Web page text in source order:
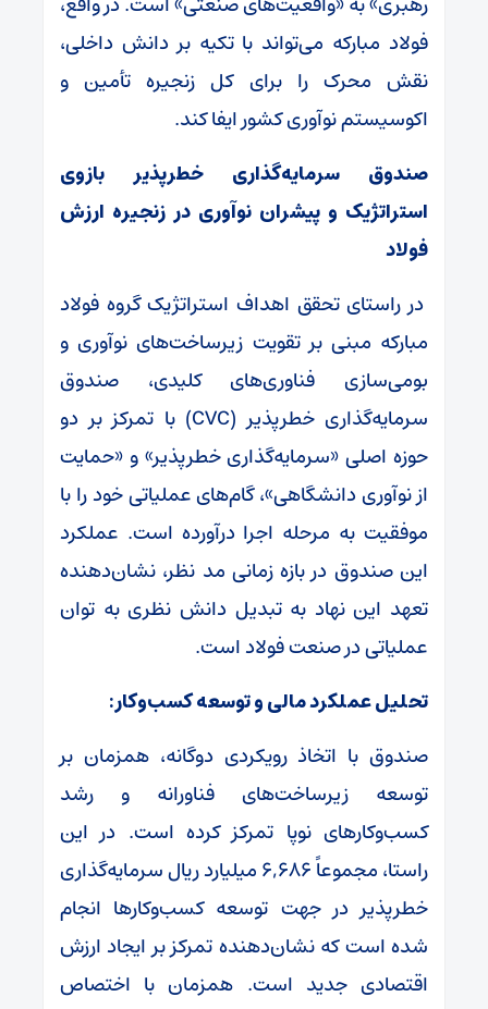
فولاد مبارکه می‌تواند با تکیه بر دانش داخلی،
نقش محرک را برای کل زنجیره تأمین و
اکوسیستم نوآوری کشور ایفا کند.
صندوق سرمایه‌گذاری خطرپذیر بازوی
استراتژیک و پیشران نوآوری در زنجیره ارزش
فولاد
در راستای تحقق اهداف استراتژیک گروه فولاد
مبارکه مبنی بر تقویت زیرساخت‌های نوآوری و
بومی‌سازی فناوری‌های کلیدی، صندوق
سرمایه‌گذاری خطرپذیر (CVC) با تمرکز بر دو
حوزه اصلی «سرمایه‌گذاری خطرپذیر» و «حمایت
از نوآوری دانشگاهی»، گام‌های عملیاتی خود را با
موفقیت به مرحله اجرا درآورده است. عملکرد
این صندوق در بازه زمانی مد نظر، نشان‌دهنده
تعهد این نهاد به تبدیل دانش نظری به توان
عملیاتی در صنعت فولاد است.
تحلیل عملکرد مالی و توسعه کسب‌وکار:
صندوق با اتخاذ رویکردی دوگانه، همزمان بر
توسعه زیرساخت‌های فناورانه و رشد
کسب‌وکارهای نوپا تمرکز کرده است. در این
راستا، مجموعاً ۶,۶۸۶ میلیارد ریال سرمایه‌گذاری
خطرپذیر در جهت توسعه کسب‌وکارها انجام
شده است که نشان‌دهنده تمرکز بر ایجاد ارزش
اقتصادی جدید است. همزمان با اختصاص